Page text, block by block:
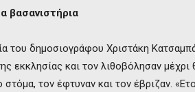
βασανιστήρια
του δημοσιογράφου Χριστάκη
εκκλησίας και τον λιθοβόλησαν
τον έφτυναν και τον έβριζαν.